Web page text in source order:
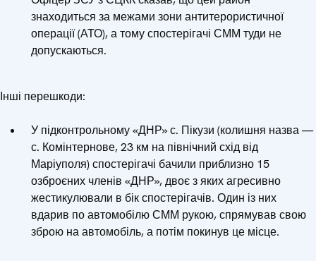
знаходиться за межами зони антитерористичної
операції (АТО), а тому спостерігачі СММ туди не
допускаються.
Інші перешкоди:
У підконтрольному «ДНР» с. Пікузи (колишня назва —
с. Комінтернове, 23 км на північний схід від
Маріуполя) спостерігачі бачили приблизно 15
озброєних членів «ДНР», двоє з яких агресивно
жестикулювали в бік спостерігачів. Один із них
вдарив по автомобілю СММ рукою, спрямував свою
зброю на автомобіль, а потім покинув це місце.